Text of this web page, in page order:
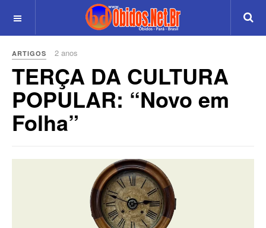
ARTIGOS 2 anos
TERÇA DA CULTURA
POPULAR: “Novo em
Folha”